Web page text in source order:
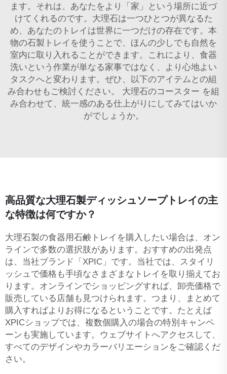
ます。それは、あなたをより「家」という場所に近づ
けてくれるのです。大理石は一つひとつが異なるた
め、あなたのトレイは世界に一つだけの存在です。本
物の石製トレイを使うことで、ほんの少しでも自然を
室内に取り入れることができます。これにより、食器
洗いという作業が単なる家事ではなく、より心地よい
タスクへと変わります。ぜひ、以下のアイテムとの組
み合わせもご検討ください。 大理石のコースター を組
み合わせて、統一感のある仕上がりにしてみてはいか
がでしょうか。
高品質な大理石製ディッシュソープトレイの主
な特徴は何ですか？
大理石製の食器用石鹸トレイを購入したい場合は、オン
ラインで多数の選択肢があります。おすすめの出発点
は、当社ブランド「XPIC」です。当社では、スタイリ
ッシュで価格も手頃なさまざまなトレイを取り揃えてお
ります。オンラインでショッピングすれば、卸売価格で
販売している店舗も見つけられます。つまり、まとめて
購入すればよりお得になるということです。たとえば
XPICショップでは、複数個購入の場合の特別キャンペ
ーンも実施しています。ウェブサイトへアクセスして、
すべてのデザインやカラーバリエーションをご確認くだ
さい。